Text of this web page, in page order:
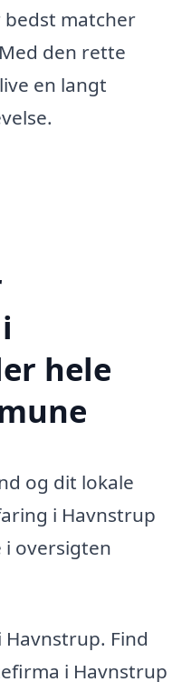
matcher
den rette
en langt
hele
og dit lokale
i Havnstrup
i oversigten
Find
i Havnstrup